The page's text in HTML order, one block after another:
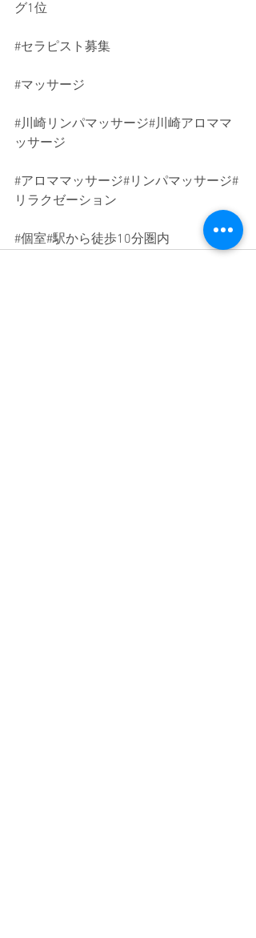
グ1位
#セラピスト募集
#マッサージ
#川崎リンパマッサージ#川崎アロママ
ッサージ
#アロママッサージ#リンパマッサージ#
リラクゼーション
#個室#駅から徒歩10分圏内